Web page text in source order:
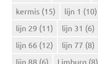
kermis (15) lijn 1 (10)
lijn 29 (11) lijn 31 (6)
lijn 66 (12) lijn 77 (8)
lijn 88 (6) Limburg (8)